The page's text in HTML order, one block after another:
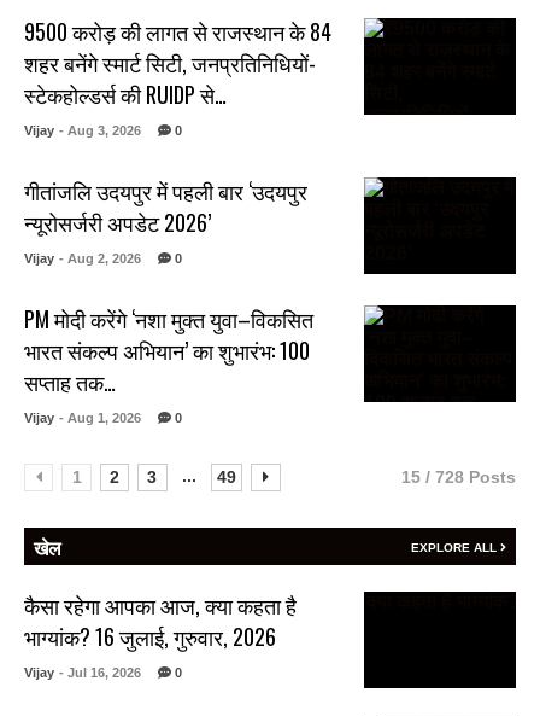
₹9500 करोड़ की लागत से राजस्थान के 84
शहर बनेंगे स्मार्ट सिटी, जनप्रतिनिधियों-
स्टेकहोल्डर्स की RUIDP से…
Vijay - Aug 3, 2026 0
गीतांजलि उदयपुर में पहली बार ‘उदयपुर
न्यूरोसर्जरी अपडेट 2026’
Vijay - Aug 2, 2026 0
PM मोदी करेंगे ‘नशा मुक्त युवा–विकसित
भारत संकल्प अभियान’ का शुभारंभ: 100
सप्ताह तक…
Vijay - Aug 1, 2026 0
1 2 3 ... 49 15 / 728 Posts
खेल EXPLORE ALL
कैसा रहेगा आपका आज, क्या कहता है
भाग्यांक? 16 जुलाई, गुरुवार, 2026
Vijay - Jul 16, 2026 0